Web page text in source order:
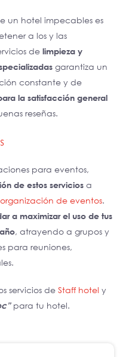
un hotel impecables es
a los y las
de limpieza y
garantiza un
constante y de
la satisfacción general
reseñas.
para eventos,
de estos servicios a
de eventos.
a maximizar el uso de tus
, atrayendo a grupos y
para reuniones,
servicios de Staff hotel y
para tu hotel.